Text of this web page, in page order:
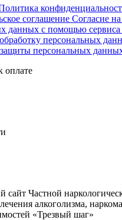
соглашение Согласие
данных с помощью
персональных
персональных
оплате
сайт Частной
алкоголизма,
«Трезвый шаг»